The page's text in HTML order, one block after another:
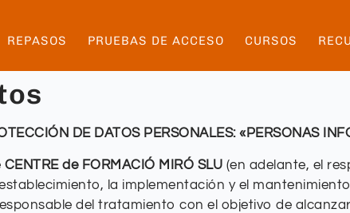
REPASOS PRUEBAS DE ACCESO CURSOS
DE DATOS PERSONALES: «PERSONAS
CENTRE de FORMACIÓ MIRÓ SLU (en adelante, el
la implementación y el
del tratamiento con el objetivo de